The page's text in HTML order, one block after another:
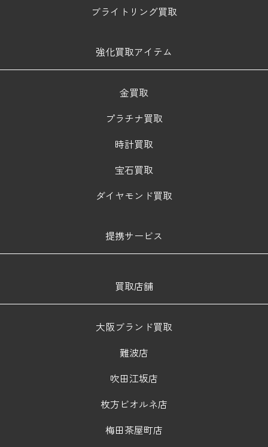
ブライトリング買取
強化買取アイテム
金買取
プラチナ買取
時計買取
宝石買取
ダイヤモンド買取
提携サービス
買取店舗
大阪ブランド買取
難波店
吹田江坂店
枚方ビオルネ店
梅田茶屋町店